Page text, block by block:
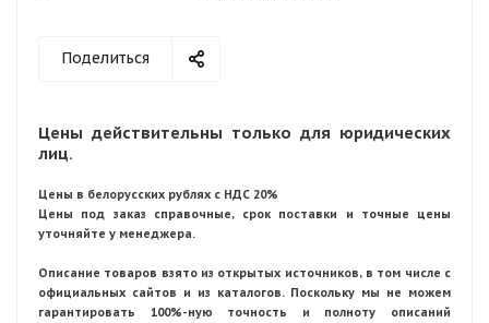
Поделиться
Цены действительны только для юридических
лиц.
Цены в белорусских рублях с НДС 20%
Цены под заказ справочные, срок поставки и точные цены
уточняйте у менеджера.
Описание товаров взято из открытых источников, в том числе с
официальных сайтов и из каталогов. Поскольку мы не можем
гарантировать 100%-ную точность и полноту описаний